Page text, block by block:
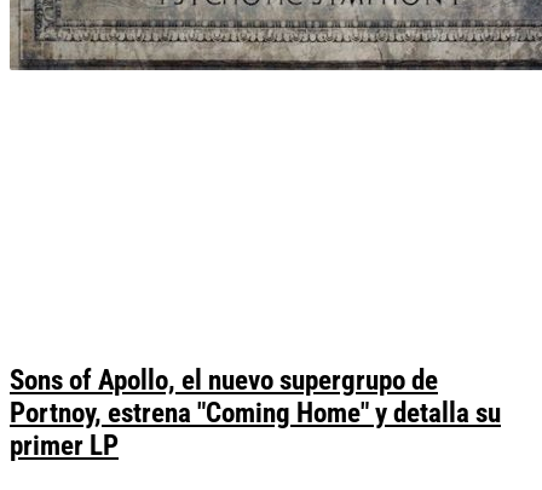
Sons of Apollo, el nuevo supergrupo de
Portnoy, estrena "Coming Home" y detalla su
primer LP